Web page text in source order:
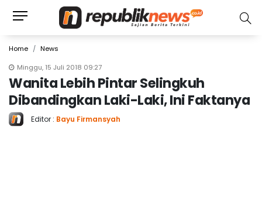
Home
News
Minggu, 15 Juli 2018 09:27
Wanita Lebih Pintar Selingkuh
Dibandingkan Laki-Laki, Ini Faktanya
Editor : Bayu Firmansyah